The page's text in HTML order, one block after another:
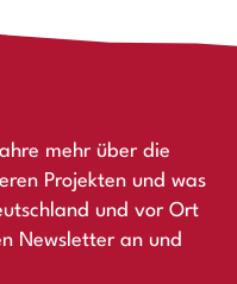
mehr über die
Projekten und was
und vor Ort
Newsletter an und